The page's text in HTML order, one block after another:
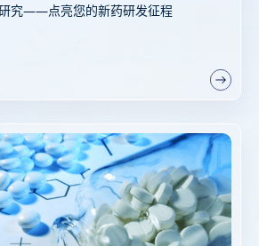
究——点亮您的新药研发征程